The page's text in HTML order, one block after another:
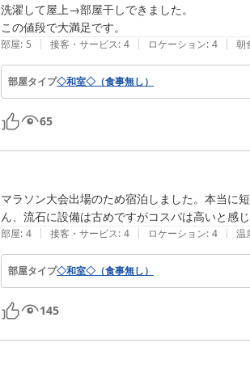
洗濯して屋上→部屋干しできました。
この値段で大満足です。
部屋: 5 | 接客・サービス: 4 | ロケーション: 4 | 朝
部屋タイプ◇和室◇（食事無し）
65
マラソン大会出場のため宿泊しました。本当に
ん、流石に設備は古めですがコスパは高いと感じ
部屋: 4 | 接客・サービス: 4 | ロケーション: 4 | 温
部屋タイプ◇和室◇（食事無し）
145